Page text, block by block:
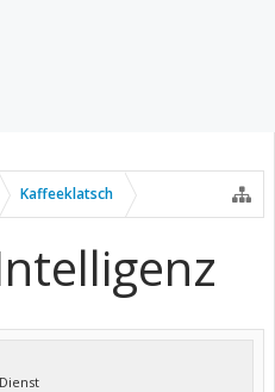
Kaffeeklatsch